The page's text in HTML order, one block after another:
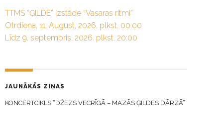
TTMS “ĢILDE” izstāde “Vasaras ritmi”
Otrdiena, 11. August, 2026. plkst. 00:00
Līdz 9. septembris, 2026. plkst. 20:00
JAUNĀKĀS ZIŅAS
KONCERTCIKLS “DŽEZS VECRĪGĀ – MAZĀS ĢILDES DĀRZĀ”